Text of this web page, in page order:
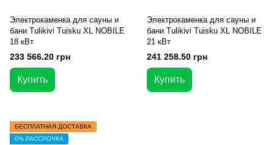
Электрокаменка для сауны и
бани Tulikivi Tuisku XL NOBILE
18 кВт
233 566.20 грн
Купить
Электрокаменка для сауны и
бани Tulikivi Tuisku XL NOBILE
21 кВт
241 258.50 грн
Купить
БЕСПЛАТНАЯ ДОСТАВКА
0% РАССРОЧКА